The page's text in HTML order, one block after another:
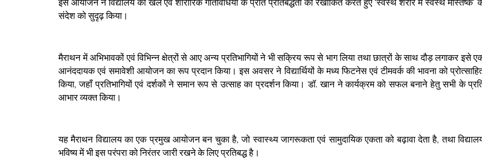
इस आयोजन ने विद्यालय की खेल एवं शारीरिक गतिविधियों के प्रति प्रतिबद्धता को रेखांकित करते हुए ‘स्वस्थ शरीर में स्वस्थ मस्तिष्क’
संदेश को सुदृढ़ किया।
मैराथन में अभिभावकों एवं विभिन्न क्षेत्रों से आए अन्य प्रतिभागियों ने भी सक्रिय रूप से भाग लिया तथा छात्रों के साथ दौड़ लगाकर इसे
आनंददायक एवं समावेशी आयोजन का रूप प्रदान किया। इस अवसर ने विद्यार्थियों के मध्य फिटनेस एवं टीमवर्क की भावना को
किया, जहाँ प्रतिभागियों एवं दर्शकों ने समान रूप से उत्साह का प्रदर्शन किया। डॉ. खान ने कार्यक्रम को सफल बनाने हेतु सभी के
आभार व्यक्त किया।
यह मैराथन विद्यालय का एक प्रमुख आयोजन बन चुका है, जो स्वास्थ्य जागरूकता एवं सामुदायिक एकता को बढ़ावा देता है, तथा
भविष्य में भी इस परंपरा को निरंतर जारी रखने के लिए प्रतिबद्ध है।